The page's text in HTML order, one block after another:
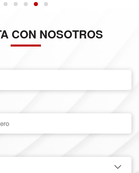
CON NOSOTROS